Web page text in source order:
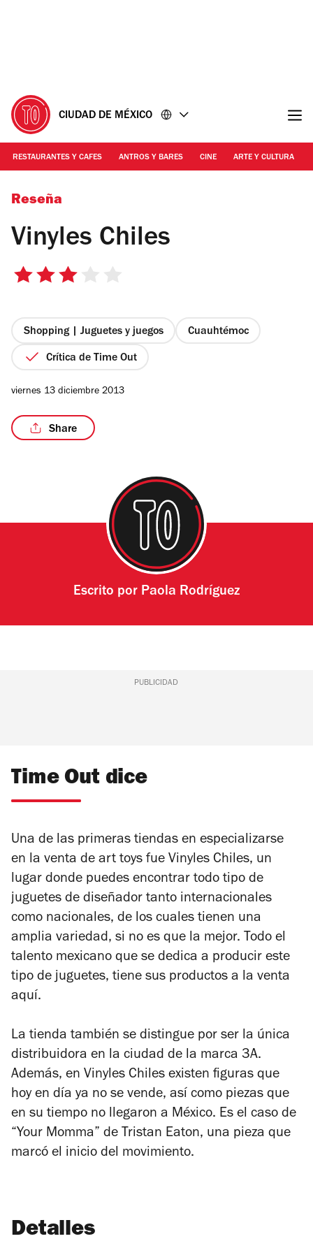
CIUDAD DE MÉXICO
RESTAURANTES Y CAFES ANTROS Y BARES CINE ARTE Y CULTURA
Foto: Alejandra Carvajal
Reseña
Vinyles Chiles
3
estrellas
Shopping | Juguetes y juegos Cuauhtémoc
Crítica de Time Out
viernes 13 diciembre 2013
Share
Escrito por Paola Rodríguez
PUBLICIDAD
Time Out dice
Una de las primeras tiendas en especializarse
en la venta de art toys fue Vinyles Chiles, un
lugar donde puedes encontrar todo tipo de
juguetes de diseñador tanto internacionales
como nacionales, de los cuales tienen una
amplia variedad, si no es que la mejor. Todo el
talento mexicano que se dedica a producir este
tipo de juguetes, tiene sus productos a la venta
aquí.
La tienda también se distingue por ser la única
distribuidora en la ciudad de la marca 3A.
Además, en Vinyles Chiles existen figuras que
hoy en día ya no se vende, así como piezas que
en su tiempo no llegaron a México. Es el caso de
“Your Momma” de Tristan Eaton, una pieza que
marcó el inicio del movimiento.
Detalles